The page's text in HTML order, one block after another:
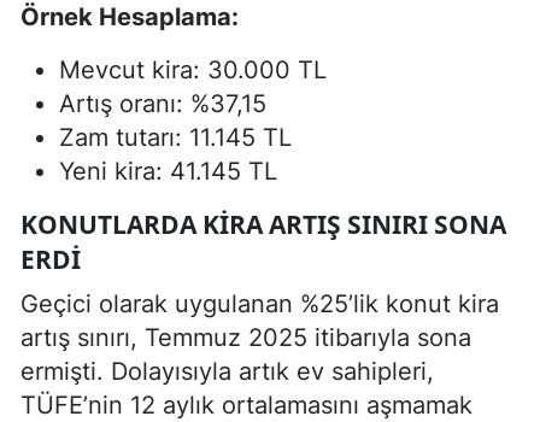
Örnek Hesaplama:
Mevcut kira: 30.000 TL
Artış oranı: %37,15
Zam tutarı: 11.145 TL
Yeni kira: 41.145 TL
KONUTLARDA KIRA ARTIŞ SINIRI SONA
ERDI
Geçici olarak uygulanan %25’lik konut kira
artış sınırı, Temmuz 2025 itibarıyla sona
ermişti. Dolayısıyla artık ev sahipleri,
TÜFE’nin 12 aylık ortalamasını aşmamak